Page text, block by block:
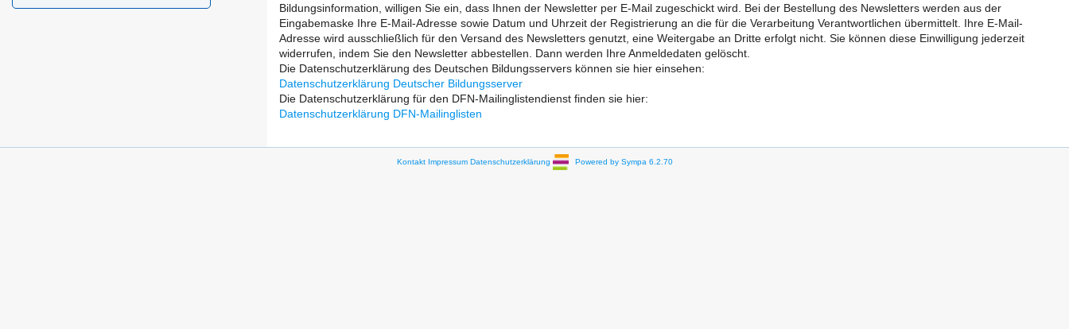
Bildungsinformation, willigen Sie ein, dass Ihnen der Newsletter per E-Mail zugeschickt wird. Bei der Bestellung des Newsletters werden aus der
Eingabemaske Ihre E-Mail-Adresse sowie Datum und Uhrzeit der Registrierung an die für die Verarbeitung Verantwortlichen übermittelt. Ihre E-Mail-
Adresse wird ausschließlich für den Versand des Newsletters genutzt, eine Weitergabe an Dritte erfolgt nicht. Sie können diese Einwilligung jederzeit
widerrufen, indem Sie den Newsletter abbestellen. Dann werden Ihre Anmeldedaten gelöscht.
Die Datenschutzerklärung des Deutschen Bildungsservers können sie hier einsehen:
Datenschutzerklärung Deutscher Bildungsserver
Die Datenschutzerklärung für den DFN-Mailinglistendienst finden sie hier:
Datenschutzerklärung DFN-Mailinglisten
Kontakt Impressum Datenschutzerklärung Powered by Sympa 6.2.70